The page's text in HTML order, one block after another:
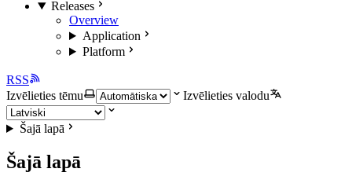
Releases
Overview
Application
Platform
RSS
Izvēlieties tēmu
Izvēlieties valodu
Šajā lapā
Šajā lapā